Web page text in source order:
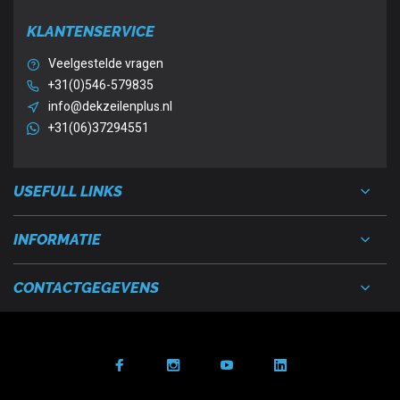
KLANTENSERVICE
Veelgestelde vragen
+31(0)546-579835
info@dekzeilenplus.nl
+31(06)37294551
USEFULL LINKS
INFORMATIE
CONTACTGEGEVENS